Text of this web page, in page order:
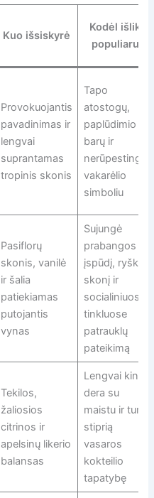
Kuo išsiskyrė
Kodėl išliko
populiarus
Provokuojantis
pavadinimas ir
lengvai
suprantamas
tropinis skonis
Tapo
atostogų,
paplūdimio
barų ir
nerūpestingo
vakarėlio
simboliu
Pasiflorų
skonis, vanilė
ir šalia
patiekiamas
putojantis
vynas
Sujungė
prabangos
įspūdį, ryškų
skonį ir
socialiniuose
tinkluose
patrauklų
pateikimą
Tekilos,
žaliosios
citrinos ir
apelsinų likerio
balansas
Lengvai kinta,
dera su
maistu ir turi
stiprią
vasaros
kokteilio
tapatybę